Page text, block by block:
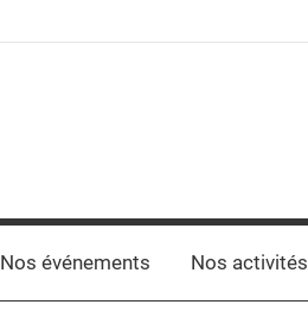
Nos événements Nos activités